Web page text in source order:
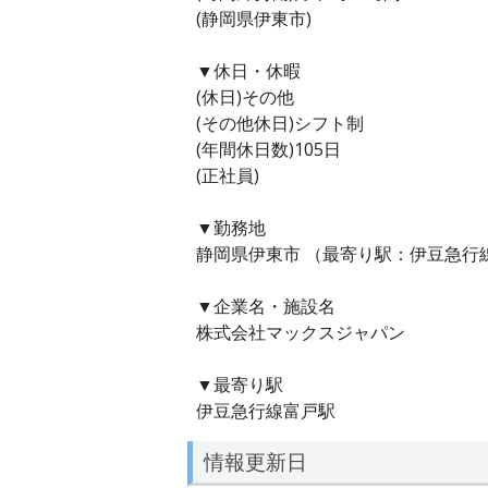
(静岡県伊東市)
▼休日・休暇
(休日)その他
(その他休日)シフト制
(年間休日数)105日
(正社員)
▼勤務地
静岡県伊東市 （最寄り駅：伊豆急行
▼企業名・施設名
株式会社マックスジャパン
▼最寄り駅
伊豆急行線富戸駅
情報更新日